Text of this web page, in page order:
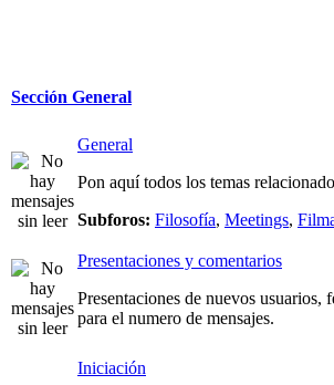
Sección General
General
Pon aquí todos los temas
Subforos: Filosofía, Meetings,
Presentaciones y comentarios
Presentaciones de nuevos usuarios,
para el numero de mensajes.
Iniciación